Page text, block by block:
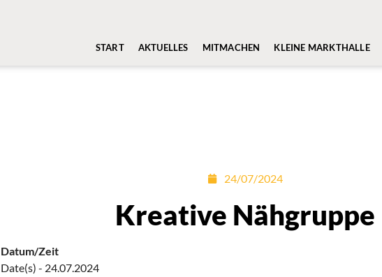
START AKTUELLES MITMACHEN KLEINE MARKTHALLE
24/07/2024
Kreative Nähgruppe
Datum/Zeit
Date(s) - 24.07.2024